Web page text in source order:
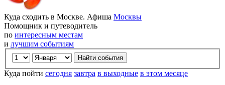
Куда сходить в Москве. Афиша Москвы
Помощник и путеводитель
по интересным местам
и лучшим событиям
Куда пойти сегодня завтра в выходные в этом месяце